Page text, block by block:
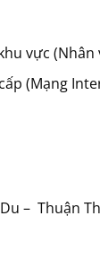
vực
(Mạng
– Thuận